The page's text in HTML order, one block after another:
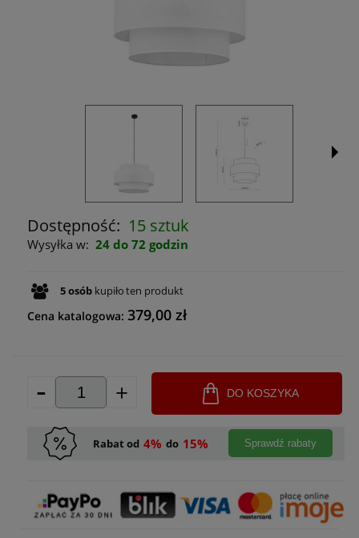
Dostępność: 15 sztuk
Wysyłka w: 24 do 72 godzin
5osób kupiłoten produkt
Cena katalogowa:379,00 zł
- + DO KOSZYKA
Rabat od 4% do 15% Sprawdź rabaty